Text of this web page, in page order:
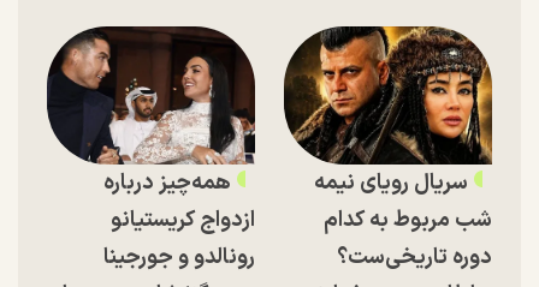
سریال رویای نیمه
شب مربوط به کدام
دوره تاریخی‌ست؟
همه‌چیز درباره
ازدواج کریستیانو
رونالدو و جورجینا